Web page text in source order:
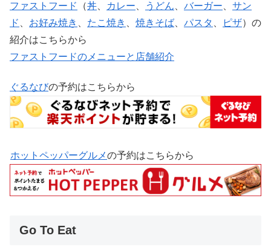
ファストフード （丼 カレー うどん バーガー
サン
ド
お好み焼き たこ焼き 焼きそば パスタ ピザ）の
紹介はこちらから
ファストフードのメニューと店舗紹介
ぐるなびの予約はこちらから
ホットペッパーグルメの予約はこちらから
Go To Eat